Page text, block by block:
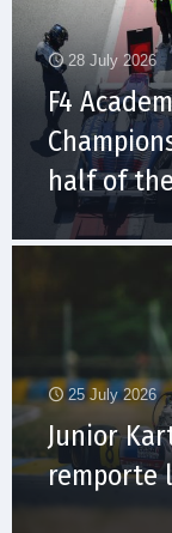
28 July 2026
F4
half of
25 July 2026
Junior
remporte